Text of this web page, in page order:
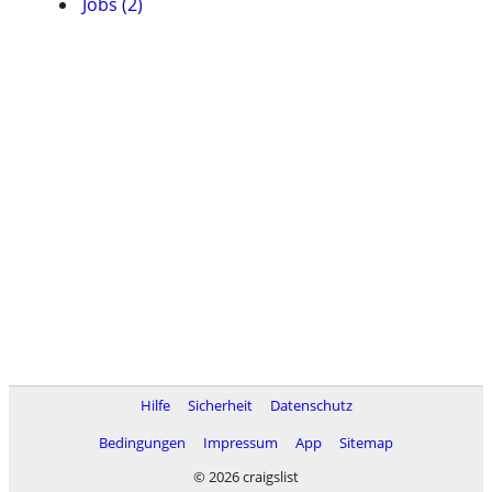
Hilfe Sicherheit
Datenschutz
Bedingungen
Impressum App
Sitemap
© 2026 craigslist